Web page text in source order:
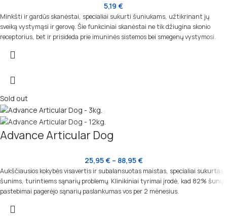
5,19 €
Minkšti ir gardūs skanėstai, specialiai sukurti šuniukams, užtikrinant jų
sveiką vystymąsi ir gerovę. Šie funkciniai skanėstai ne tik džiugina skonio
receptorius, bet ir prisideda prie imuninės sistemos bei smegenų vystymosi.
Sold out
Advance Articular Dog
25,95€ – 88,95€
Aukščiausios kokybės visavertis ir subalansuotas maistas, specialiai sukurtas
šunims, turintiems sąnarių problemų. Klinikiniai tyrimai įrodė, kad 82% šunų
pastebimai pagerėjo sąnarių paslankumas vos per 2 mėnesius.